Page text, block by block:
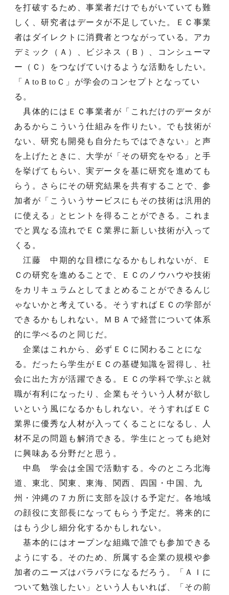
を打破するため、事業者だけでもがいていても難
しく、研究者はデータが不足していた。ＥＣ事業
者はダイレクトに消費者とつながっている。アカ
デミック（Ａ）、ビジネス（Ｂ）、コンシューマ
ー（Ｃ）をつなげていけるような活動をしたい。
「ＡtoＢtoＣ」が学会のコンセプトとなってい
る。
具体的にはＥＣ事業者が「これだけのデータが
あるからこういう仕組みを作りたい。でも技術が
ない、研究も開発も自分たちではできない」と声
を上げたときに、大学が「その研究をやる」と手
を挙げてもらい、実データを基に研究を進めても
らう。さらにその研究結果を共有することで、参
加者が「こういうサービスにもその技術は汎用的
に使える」とヒントを得ることができる。これま
でと異なる流れでＥＣ業界に新しい技術が入って
くる。
江藤 中期的な目標になるかもしれないが、Ｅ
Ｃの研究を進めることで、ＥＣのノウハウや技術
をカリキュラムとしてまとめることができるんじ
ゃないかと考えている。そうすればＥＣの学部が
できるかもしれない。ＭＢＡで経営について体系
的に学べるのと同じだ。
企業はこれから、必ずＥＣに関わることにな
る。だったら学生がＥＣの基礎知識を習得し、社
会に出た方が活躍できる。ＥＣの学科で学ぶと就
職が有利になったり、企業もそういう人材が欲し
いという風になるかもしれない。そうすればＥＣ
業界に優秀な人材が入ってくることになるし、人
材不足の問題も解消できる。学生にとっても絶対
に興味ある分野だと思う。
中島 学会は全国で活動する。今のところ北海
道、東北、関東、東海、関西、四国・中国、九
州・沖縄の７カ所に支部を設ける予定だ。各地域
の顔役に支部長になってもらう予定だ。将来的に
はもう少し細分化するかもしれない。
基本的にはオープンな組織で誰でも参加できる
ようにする。そのため、所属する企業の規模や参
加者のニーズはバラバラになるだろう。「ＡＩに
ついて勉強したい」という人もいれば、「その前